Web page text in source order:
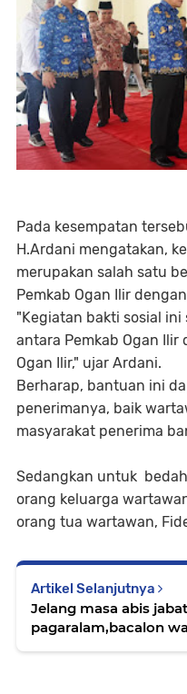
Pada kesempatan
H.Ardani mengatakan,
merupakan salah satu
Pemkab Ogan Ilir
"Kegiatan bakti sosial
antara Pemkab Ogan Ilir
Ogan Ilir," ujar Ardani.
Berharap, bantuan ini
penerimanya, baik
masyarakat penerima
Sedangkan untuk
orang keluarga
orang tua wartawan,
Artikel Selanjutnya
Jelang masa abis
pagaralam,bacalon